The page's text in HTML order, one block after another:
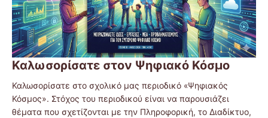
Καλωσορίσατε στον Ψηφιακό Κόσμο
Καλωσορίσατε στο σχολικό μας περιοδικό «Ψηφιακός
Κόσμος». Στόχος του περιοδικού είναι να παρουσιάζει
θέματα που σχετίζονται με την Πληροφορική, το Διαδίκτυο,